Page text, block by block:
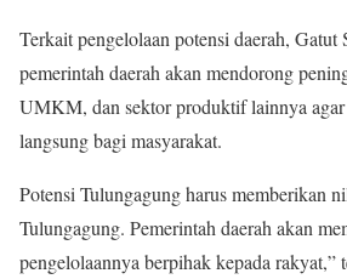
Terkait pengelolaan potensi daerah, Gatut
pemerintah daerah akan mendorong
UMKM, dan sektor produktif lainnya agar
langsung bagi masyarakat.
Potensi Tulungagung harus memberikan
Tulungagung. Pemerintah daerah akan
pengelolaannya berpihak kepada rakyat,”